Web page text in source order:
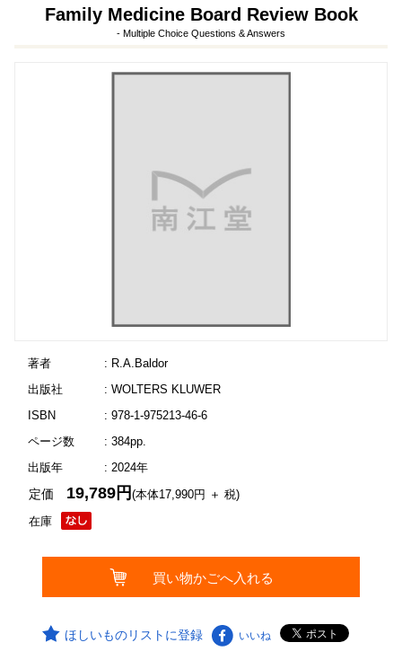
Family Medicine Board Review Book
- Multiple Choice Questions & Answers
著者
: R.A.Baldor
出版社
: WOLTERS KLUWER
ISBN
: 978-1-975213-46-6
ページ数
: 384pp.
出版年
: 2024年
在庫
定価 19,789円(本体17,990円 ＋ 税)
ほしいものリストに登録 いいね